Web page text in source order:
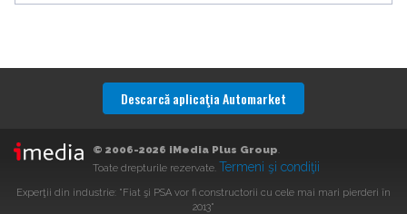
Descarcă aplicaţia Automarket
© 2006-2026 iMedia Plus Group.
Toate drepturile rezervate. Termeni şi condiţii
Experţii din industrie: "Fiat şi PSA vor fi constructorii cu cele mai mari pierderi în
2013"